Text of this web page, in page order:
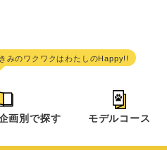
画別で探す モデルコース